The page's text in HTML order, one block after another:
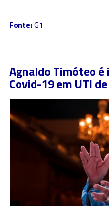
Fonte:G1
Agnaldo Timóteo
Covid-19 em UTI